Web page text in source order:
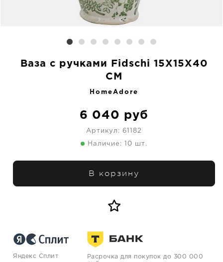
Ваза с ручками Fidschi 15X15X40
CM
HomeAdore
6 040 руб
Артикул: 61182
Наличие: 10 шт.
В корзину
Яндекс Сплит
Расрочка для покупок до 300 000